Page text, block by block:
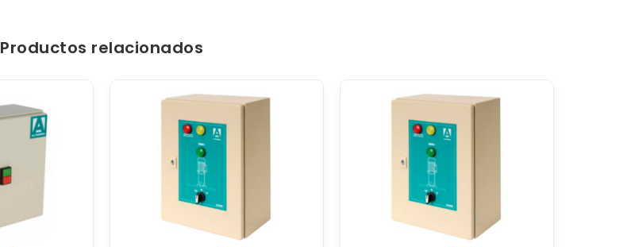
Productos relacionados